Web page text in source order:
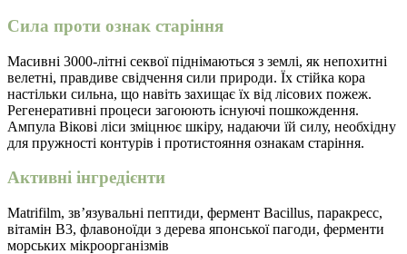
Сила проти ознак старіння
Масивні 3000-літні секвої піднімаються з землі, як непохитні
велетні, правдиве свідчення сили природи. Їх стійка кора
настільки сильна, що навіть захищає їх від лісових пожеж.
Регенеративні процеси загоюють існуючі пошкождення.
Ампула Вікові ліси зміцнює шкіру, надаючи їй силу, необхідну
для пружності контурів і протистояння ознакам старіння.
Активні інгредієнти
Matrifilm, зв’язувальні пептиди, фермент Bacillus, паракресс,
вітамін B3, флавоноїди з дерева японської пагоди, ферменти
морських мікроорганізмів